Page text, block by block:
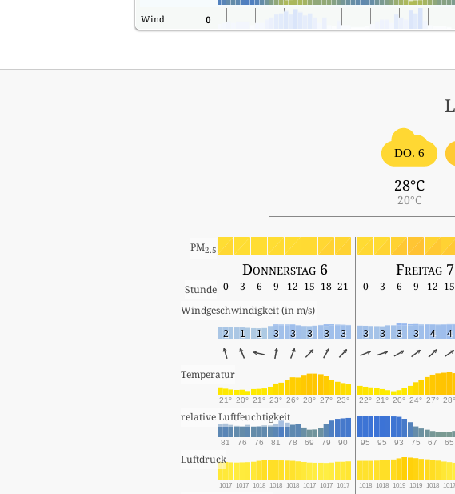
Wind 0
DO. 6
28°C
20°C
PM2.5
Donnerstag 6 Freitag 7
Stunde 0 3 6 9 12 15 18 21 0 3 6 9 12 15
Windgeschwindigkeit (in m/s)
2 1 1 3 3 3 3 3 3 3 3 3 4 4
Temperatur
21° 20° 21° 23° 26° 28° 27° 23° 22° 21° 20° 24° 27° 28°
relative Luftfeuchtigkeit
81 76 76 81 78 69 79 90 95 95 93 75 67 65
Luftdruck
1017 1017 1018 1018 1018 1017 1017 1017 1018 1018 1019 1019 1018 1017